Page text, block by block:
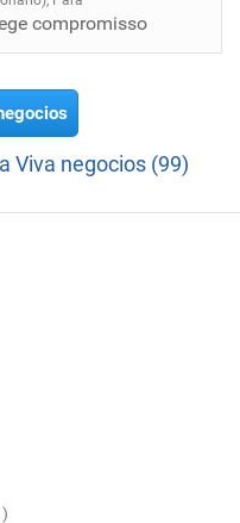
compromisso
Viva negocios (99)